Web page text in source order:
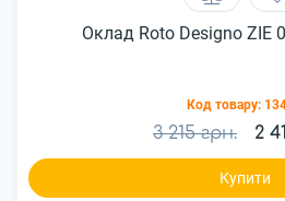
Оклад Roto Designo ZIE
Код товару:
3 215 грн. 2
Купити